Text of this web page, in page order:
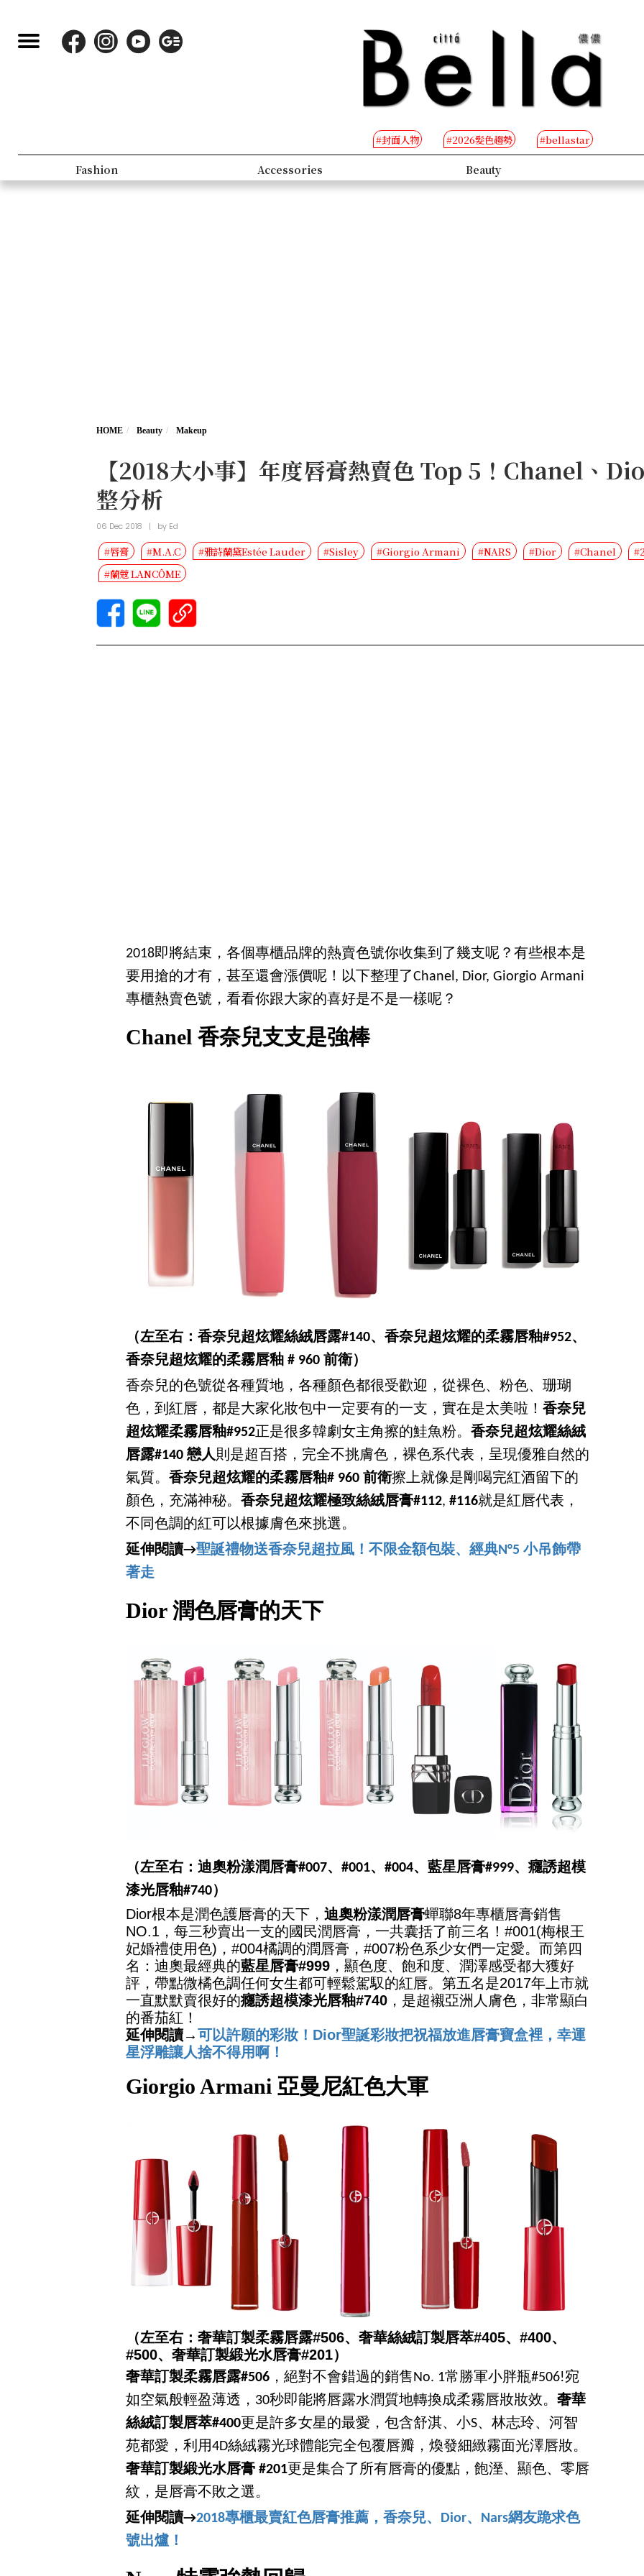
#封面人物 #2026髮色趨勢 #bellastar
Fashion Accessories Beauty
HOME Beauty Makeup
【2018大小事】年度唇膏熱賣色 Top 5！Chanel、
整分析
06 Dec 2018 | by Ed
#唇膏 #M.A.C #雅詩蘭黛Estée Lauder #Sisley #Giorgio Armani #NARS #Dior #Chanel
#蘭蔻 LANCÔME
2018即將結束，各個專櫃品牌的熱賣色號你收集到了幾支呢？有些根本是
要用搶的才有，甚至還會漲價呢！以下整理了Chanel, Dior, Giorgio Armani
專櫃熱賣色號，看看你跟大家的喜好是不是一樣呢？
Chanel 香奈兒支支是強棒
（左至右：香奈兒超炫耀絲絨唇露#140、香奈兒超炫耀的柔霧唇釉#952、
香奈兒超炫耀的柔霧唇釉 # 960 前衛）
香奈兒的色號從各種質地，各種顏色都很受歡迎，從裸色、粉色、珊瑚
色，到紅唇，都是大家化妝包中一定要有的一支，實在是太美啦！ 香奈兒
超炫耀柔霧唇釉#952正是很多韓劇女主角擦的鮭魚粉。 香奈兒超炫耀絲絨
唇露#140 戀人則是超百搭，完全不挑膚色，裸色系代表，呈現優雅自然的
氣質。 香奈兒超炫耀的柔霧唇釉# 960 前衛擦上就像是剛喝完紅酒留下的
顏色，充滿神秘。 香奈兒超炫耀極致絲絨唇膏#112, #116就是紅唇代表，
不同色調的紅可以根據膚色來挑選。
延伸閱讀→聖誕禮物送香奈兒超拉風！不限金額包裝、經典N°5 小吊飾帶
著走
Dior 潤色唇膏的天下
（左至右：迪奧粉漾潤唇膏#007、#001、#004、藍星唇膏#999、癮誘超模
漆光唇釉#740）
Dior根本是潤色護唇膏的天下， 迪奧粉漾潤唇膏蟬聯8年專櫃唇膏銷售
NO.1，每三秒賣出一支的國民潤唇膏，一共囊括了前三名！#001(梅根王
妃婚禮使用色)，#004橘調的潤唇膏，#007粉色系少女們一定愛。而第四
名：迪奧最經典的藍星唇膏#999，顯色度、飽和度、潤澤感受都大獲好
評，帶點微橘色調任何女生都可輕鬆駕馭的紅唇。第五名是2017年上市就
一直默默賣很好的癮誘超模漆光唇釉#740，是超襯亞洲人膚色，非常顯白
的番茄紅！
延伸閱讀→可以許願的彩妝！Dior聖誕彩妝把祝福放進唇膏寶盒裡，幸運
星浮雕讓人捨不得用啊！
Giorgio Armani 亞曼尼紅色大軍
（左至右：奢華訂製柔霧唇露#506、奢華絲絨訂製唇萃#405、#400、
#500、奢華訂製緞光水唇膏#201）
奢華訂製柔霧唇露#506，絕對不會錯過的銷售No. 1常勝軍小胖瓶#506!宛
如空氣般輕盈薄透，30秒即能將唇露水潤質地轉換成柔霧唇妝妝效。 奢華
絲絨訂製唇萃#400更是許多女星的最愛，包含舒淇、小S、林志玲、河智
苑都愛，利用4D絲絨霧光球體能完全包覆唇瓣，煥發細緻霧面光澤唇妝。
奢華訂製緞光水唇膏 #201更是集合了所有唇膏的優點，飽溼、顯色、零唇
紋，是唇膏不敗之選。
延伸閱讀→2018專櫃最賣紅色唇膏推薦，香奈兒、Dior、Nars網友跪求色
號出爐！